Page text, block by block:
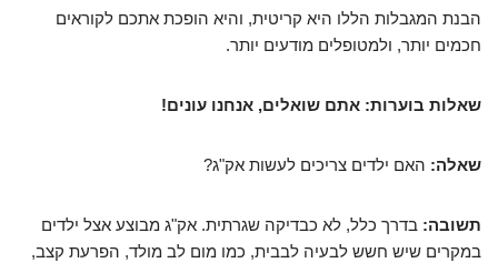
הבנת המגבלות הללו היא קריטית, והיא הופכת אתכם לקוראים
חכמים יותר, ולמטופלים מודעים יותר.
שאלות בוערות: אתם שואלים, אנחנו עונים!
שאלה: האם ילדים צריכים לעשות אק"ג?
תשובה: בדרך כלל, לא כבדיקה שגרתית. אק"ג מבוצע אצל ילדים
במקרים שיש חשש לבעיה לבבית, כמו מום לב מולד, הפרעת קצב,